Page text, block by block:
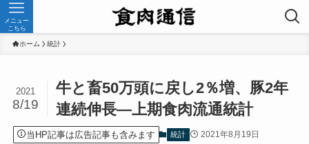
メニュー
こちら
ホーム 統計
牛と畜50万頭に戻し2％増、豚2年
連続伸長—上期食肉流通統計
2021
8/19
当HP記事は広告記事も含みます 統計 2021年8月19日